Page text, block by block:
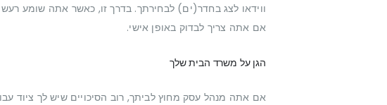
ווידאו לצג בחדר(ים) לבחירתך. בדרך זו, כאשר אתה שומע
אם אתה צריך לבדוק באופן אישי.
הגן על משרד הבית שלך
אם אתה מנהל עסק מחוץ לביתך, רוב הסיכויים שיש לך ציוד